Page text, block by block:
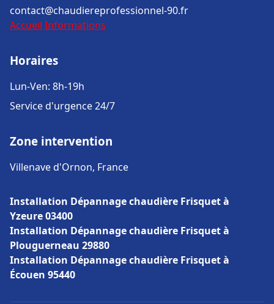
contact@chaudiereprofessionnel-90.fr
Accueil Informations
Horaires
Lun-Ven: 8h-19h
Service d'urgence 24/7
Zone intervention
Villenave d'Ornon, France
Installation Dépannage chaudière Frisquet à
Yzeure 03400
Installation Dépannage chaudière Frisquet à
Plouguerneau 29880
Installation Dépannage chaudière Frisquet à
Écouen 95440